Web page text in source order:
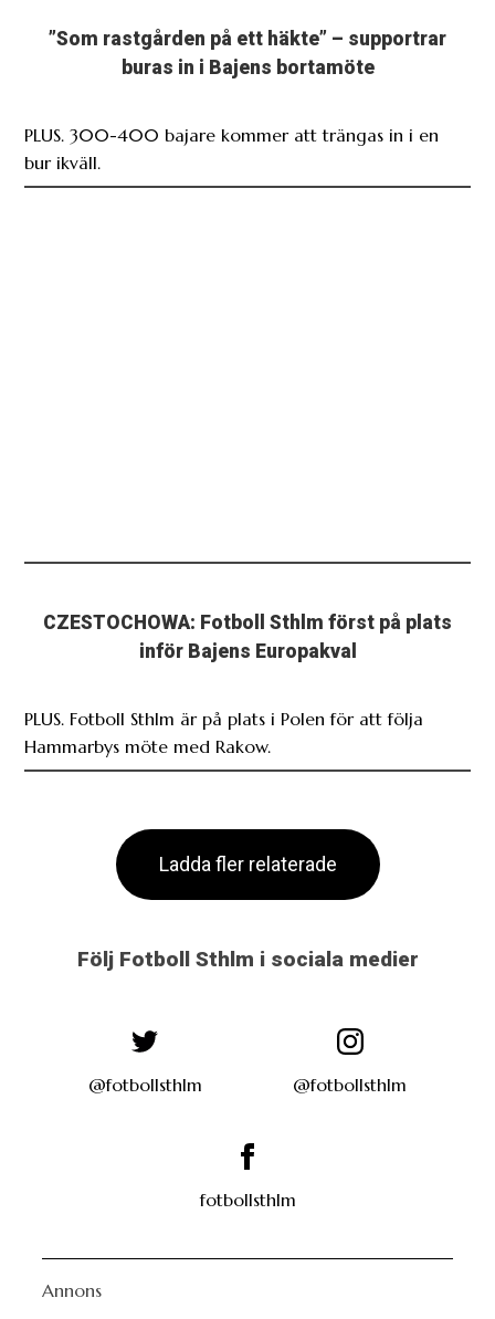
”Som rastgården på ett häkte” – supportrar
buras in i Bajens bortamöte
PLUS. 300-400 bajare kommer att trängas in i en
bur ikväll.
CZESTOCHOWA: Fotboll Sthlm först på plats
inför Bajens Europakval
PLUS. Fotboll Sthlm är på plats i Polen för att följa
Hammarbys möte med Rakow.
Ladda fler relaterade
Följ Fotboll Sthlm i sociala medier
@fotbollsthlm @fotbollsthlm
fotbollsthlm
Annons